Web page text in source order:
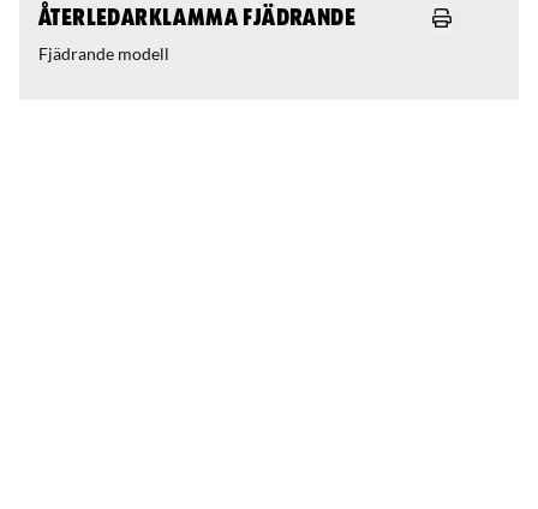
Återledarklamma fjädrande
Fjädrande modell